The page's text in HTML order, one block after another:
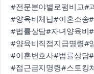
#전문분야별로펌비교#
#양육비체납#이혼소송
#법률상담#자녀양육비
#양육비직접지급명령#
#이혼변호사#법률상담
#접근금지명령#스토킹